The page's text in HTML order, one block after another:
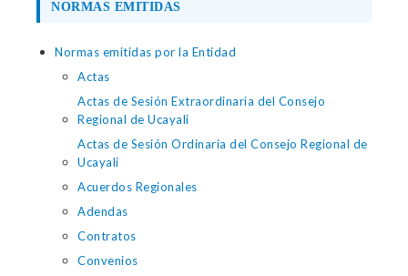
NORMAS EMITIDAS
Normas emitidas por la Entidad
Actas
Actas de Sesión Extraordinaria del Consejo
Regional de Ucayali
Actas de Sesión Ordinaria del Consejo Regional de
Ucayali
Acuerdos Regionales
Adendas
Contratos
Convenios